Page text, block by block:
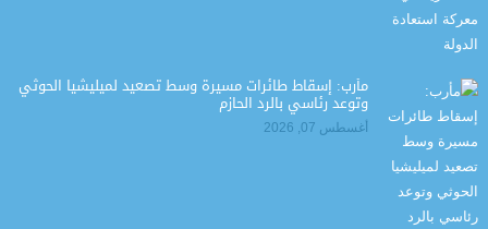
مأرب: إسقاط طائرات مسيرة وسط تصعيد لميليشيا الحوثي
وتوعد رئاسي بالرد الحازم
أغسطس 07, 2026